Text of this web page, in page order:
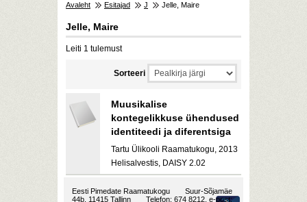
Avaleht Esitajad J Jelle, Maire
Jelle, Maire
Leiti 1 tulemust
Sorteeri
Muusikalise
kontegelikkuse ühendused
identiteedi ja diferentsiga
Tartu Ülikooli Raamatukogu, 2013
Helisalvestis, DAISY 2.02
Eesti Pimedate Raamatukogu
Suur-Sõjamäe
44b, 11415 Tallinn
Telefon: 674 8212, e-post: